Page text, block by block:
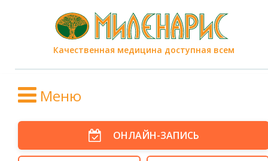
Качественная медицина доступная всем
Меню
ОНЛАЙН-ЗАПИСЬ